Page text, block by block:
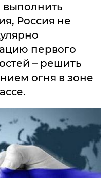
выполнить
Россия не
первого
– решить
огня в зоне